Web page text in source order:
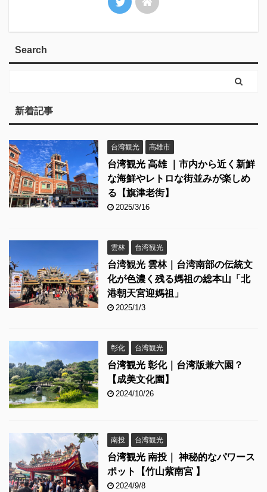
Search
新着記事
台湾観光 高雄市
台湾観光 高雄 ｜市内から近く新鮮
な海鮮やレトロな街並みが楽しめ
る【旗津老街】
2025/3/16
雲林 台湾観光
台湾観光 雲林｜台湾南部の伝統文
化が色濃く残る媽祖の総本山「北
港朝天宮迎媽祖」
2025/1/3
彰化 台湾観光
台湾観光 彰化｜台湾版兼六園？
【成美文化園】
2024/10/26
南投 台湾観光
台湾観光 南投｜ 神秘的なパワース
ポット【竹山紫南宮 】
2024/9/8